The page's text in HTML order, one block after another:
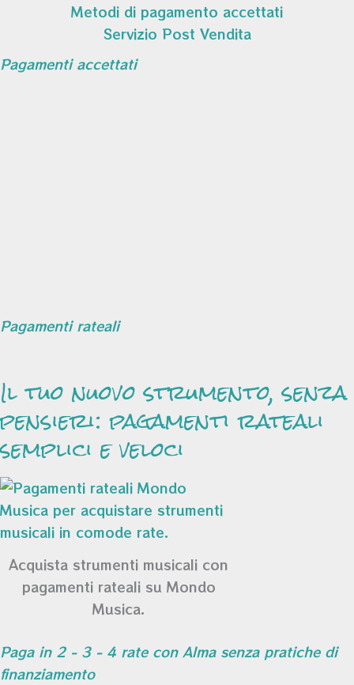
Metodi di pagamento accettati
Servizio Post Vendita
Pagamenti accettati
Pagamenti rateali
Il tuo nuovo strumento, senza
pensieri: pagamenti rateali
semplici e veloci
Acquista strumenti musicali con
pagamenti rateali su Mondo
Musica.
Paga in 2 - 3 - 4 rate con Alma senza pratiche di
finanziamento